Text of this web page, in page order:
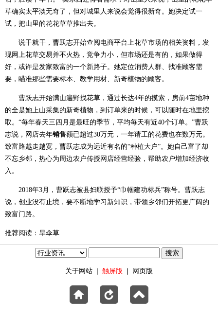
草确实太平淡无奇了，但对城里人来说会觉得很新奇。她决定试一
试，把山里的花花草草推出去。
说干就干，曹跃志开始查阅电商平台上花草市场的相关资料，发
现网上花草交易并不火热，竞争力小，但市场还是有的，如果做得
好，或许是发家致富的一个新路子。她定位消费人群、找准顾客需
要，瞄准那些需要标本、教学用材、新奇植物的顾客。
曹跃志开始满山遍野找花草，通过长达4年的摸索，房前4亩地种
的全是她上山采集的新奇植物，到订单来的时候，可以随时在地里挖
取。“每年春天三四月是最旺的季节，平均每天有近40个订单。”曹跃
志说，网店去年销售额已超过30万元，一年请工的花费也在数万元。
致富路越走越宽，曹跃志成为远近有名的“种植大户”。她自己富了却
不忘乡邻，热心为周边农户传授网店经营经验，帮助农户增加经济收
入。
2018年3月，曹跃志被县妇联授予“巾帼建功标兵”称号。曹跃志
说，创业没有止境，要不断地学习新知识，带领乡邻们开拓更广阔的
致富门路。
推荐阅读：旱伞草
关于网站 | 触屏版 | 网页版